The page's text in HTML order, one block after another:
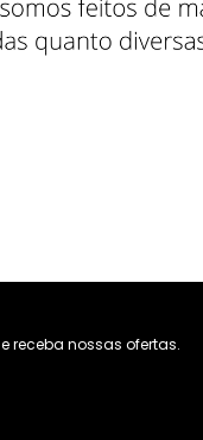
receba nossas ofertas.